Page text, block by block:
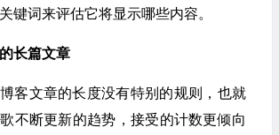
键词来评估它将显示哪些内容。
长篇文章
客文章的长度没有特别的规则，也就
不断更新的趋势，接受的计数更倾向